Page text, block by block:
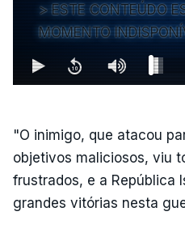
ESTE CONTEÚDO
MOMENTO
"O inimigo, que atacou
objetivos maliciosos, viu
frustrados, e a República
grandes vitórias nesta